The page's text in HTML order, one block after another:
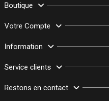
Boutique
Votre Compte
Information
Service clients
Restons en contact